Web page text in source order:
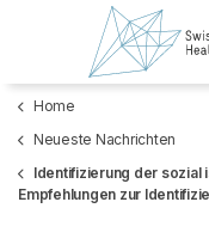
Zum
Neueste
Das Projekt
Home
Neueste Nachrichten
Identifizierung der sozial
Empfehlungen zur